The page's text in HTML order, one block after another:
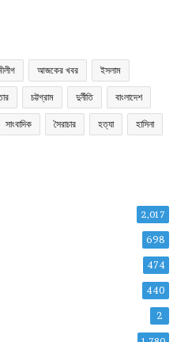
আজকের খবর ইসলাম
চট্টগ্রাম দুর্নীতি বাংলাদেশ
সাংবাদিক সৈরাচার হত্যা হাসিনা
2,017
698
474
440
2